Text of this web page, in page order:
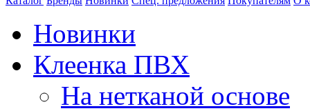
Новинки
Клеенка ПВХ
На нетканой основе